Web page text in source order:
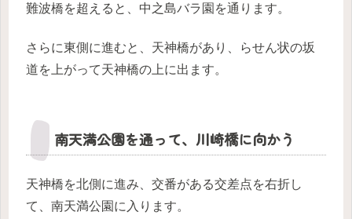
難波橋を超えると、中之島バラ園を通ります。
さらに東側に進むと、天神橋があり、らせん状の坂
道を上がって天神橋の上に出ます。
南天満公園を通って、川崎橋に向かう
天神橋を北側に進み、交番がある交差点を右折し
て、南天満公園に入ります。